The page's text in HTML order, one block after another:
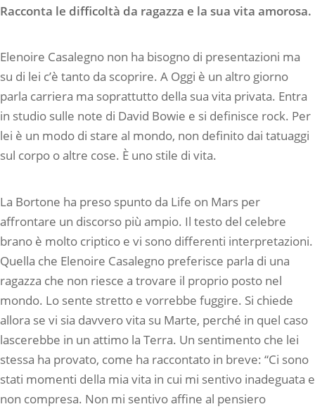
Racconta le difficoltà da ragazza e la sua vita amorosa.
Elenoire Casalegno non ha bisogno di presentazioni ma
su di lei c’è tanto da scoprire. A Oggi è un altro giorno
parla carriera ma soprattutto della sua vita privata. Entra
in studio sulle note di David Bowie e si definisce rock. Per
lei è un modo di stare al mondo, non definito dai tatuaggi
sul corpo o altre cose. È uno stile di vita.
La Bortone ha preso spunto da Life on Mars per
affrontare un discorso più ampio. Il testo del celebre
brano è molto criptico e vi sono differenti interpretazioni.
Quella che Elenoire Casalegno preferisce parla di una
ragazza che non riesce a trovare il proprio posto nel
mondo. Lo sente stretto e vorrebbe fuggire. Si chiede
allora se vi sia davvero vita su Marte, perché in quel caso
lascerebbe in un attimo la Terra. Un sentimento che lei
stessa ha provato, come ha raccontato in breve: “Ci sono
stati momenti della mia vita in cui mi sentivo inadeguata e
non compresa. Non mi sentivo affine al pensiero